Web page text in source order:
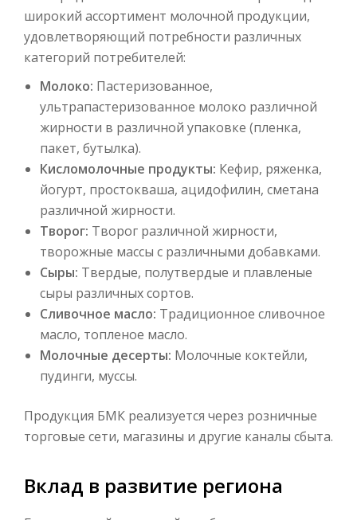
широкий ассортимент молочной продукции,
удовлетворяющий потребности различных
категорий потребителей:
Молоко: Пастеризованное,
ультрапастеризованное молоко различной
жирности в различной упаковке (пленка,
пакет, бутылка).
Кисломолочные продукты: Кефир, ряженка,
йогурт, простокваша, ацидофилин, сметана
различной жирности.
Творог: Творог различной жирности,
творожные массы с различными добавками.
Сыры: Твердые, полутвердые и плавленые
сыры различных сортов.
Сливочное масло: Традиционное сливочное
масло, топленое масло.
Молочные десерты: Молочные коктейли,
пудинги, муссы.
Продукция БМК реализуется через розничные
торговые сети, магазины и другие каналы сбыта.
Вклад в развитие региона